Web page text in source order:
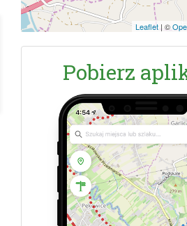
Leaflet | ©
Pobierz